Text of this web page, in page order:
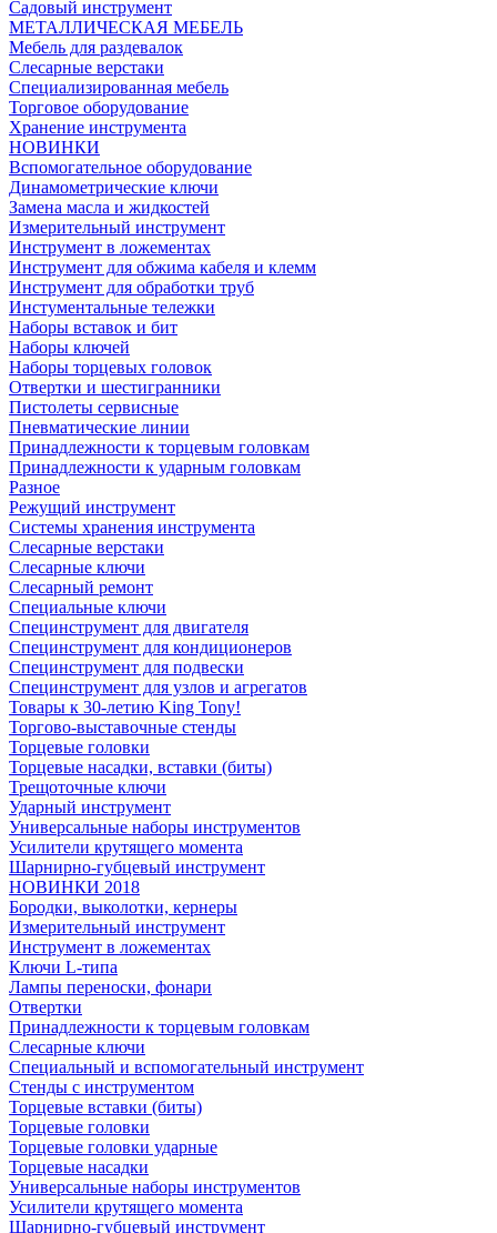
Садовый инструмент
МЕТАЛЛИЧЕСКАЯ МЕБЕЛЬ
Мебель для раздевалок
Слесарные верстаки
Специализированная мебель
Торговое оборудование
Хранение инструмента
НОВИНКИ
Вспомогательное оборудование
Динамометрические ключи
Замена масла и жидкостей
Измерительный инструмент
Инструмент в ложементах
Инструмент для обжима кабеля и клемм
Инструмент для обработки труб
Инстументальные тележки
Наборы вставок и бит
Наборы ключей
Наборы торцевых головок
Отвертки и шестигранники
Пистолеты сервисные
Пневматические линии
Принадлежности к торцевым головкам
Принадлежности к ударным головкам
Разное
Режущий инструмент
Системы хранения инструмента
Слесарные верстаки
Слесарные ключи
Слесарный ремонт
Специальные ключи
Специнструмент для двигателя
Специнструмент для кондиционеров
Специнструмент для подвески
Специнструмент для узлов и агрегатов
Товары к 30-летию King Tony!
Торгово-выставочные стенды
Торцевые головки
Торцевые насадки, вставки (биты)
Трещоточные ключи
Ударный инструмент
Универсальные наборы инструментов
Усилители крутящего момента
Шарнирно-губцевый инструмент
НОВИНКИ 2018
Бородки, выколотки, кернеры
Измерительный инструмент
Инструмент в ложементах
Ключи L-типа
Лампы переноски, фонари
Отвертки
Принадлежности к торцевым головкам
Слесарные ключи
Специальный и вспомогательный инструмент
Стенды с инструментом
Торцевые вставки (биты)
Торцевые головки
Торцевые головки ударные
Торцевые насадки
Универсальные наборы инструментов
Усилители крутящего момента
Шарнирно-губцевый инструмент